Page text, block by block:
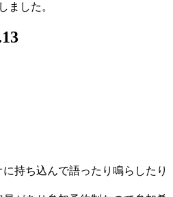
ました。
持ち込んで語ったり鳴らしたり